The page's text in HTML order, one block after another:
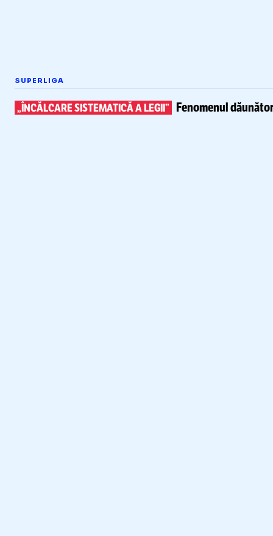
SUPERLIGA
„ÎNCĂLCARE SISTEMATICĂ A LEGII” Fenomenul